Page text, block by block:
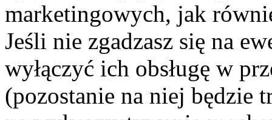
marketingowych, jak
Jeśli nie zgadzasz się na
wyłączyć ich obsługę w
(pozostanie na niej będzie